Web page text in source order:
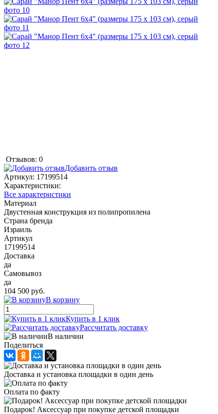
Отзывов: 0
Добавить отзыв
Артикул: 17199514
Характеристики:
Все характеристики
Материал
Двустенная конструкция из полипропилена
Страна бренда
Израиль
Артикул
17199514
Доставка
да
Самовывоз
да
104 500 руб.
В корзину
Купить в 1 клик
Рассчитать доставку
В наличии
Поделиться
Доставка и установка площадки в один день
Оплата по факту
Подарок! Аксессуар при покупке детской площадки